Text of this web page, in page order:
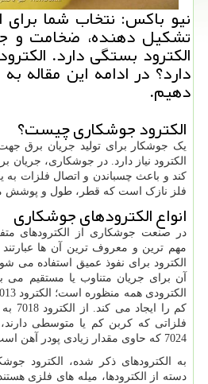
نیو باكس: نتخاب شما برای
تشكیل دهنده، ضخامت و
الكترود بستگی دارد.
دارد؟ در ادامه این مقاله
دهیم.
الکترود جوشکاری چیست؟
یک جوشکار برای تولید جریان برق
الکترود نیاز دارد. در جوشکاری، جریان
کند و باعث چسباندن و اتصال فلزات به
فلز نازک است که قطر، طول و پوشش
انواع الکترودهای جوشکاری
در صنعت جوشکاری از الکترودهای
کم
فلزاتی که کربن کم یا متوسطی
7024 که حاوی مقدار زیادی پودر آهن است.
به الکترودهای ذکر شده، الکترود
دسته از الکترودها، میله های فلزی